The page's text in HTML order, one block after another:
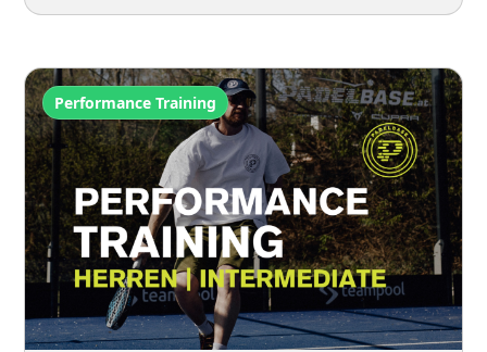
Performance Training